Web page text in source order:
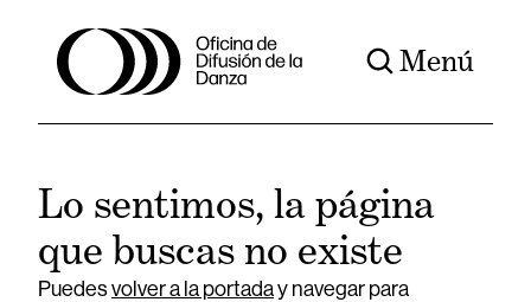
Menú
Lo sentimos, la página
que buscas no existe
Puedesvolver a la portaday navegar para